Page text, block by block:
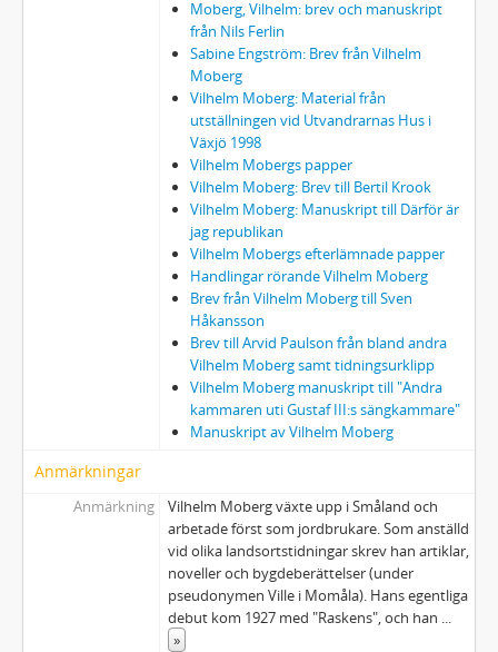
Moberg, Vilhelm: brev och manuskript
från Nils Ferlin
Sabine Engström: Brev från Vilhelm
Moberg
Vilhelm Moberg: Material från
utställningen vid Utvandrarnas Hus i
Växjö 1998
Vilhelm Mobergs papper
Vilhelm Moberg: Brev till Bertil Krook
Vilhelm Moberg: Manuskript till Därför är
jag republikan
Vilhelm Mobergs efterlämnade papper
Handlingar rörande Vilhelm Moberg
Brev från Vilhelm Moberg till Sven
Håkansson
Brev till Arvid Paulson från bland andra
Vilhelm Moberg samt tidningsurklipp
Vilhelm Moberg manuskript till "Andra
kammaren uti Gustaf III:s sängkammare"
Manuskript av Vilhelm Moberg
Anmärkningar
Anmärkning
Vilhelm Moberg växte upp i Småland och
arbetade först som jordbrukare. Som anställd
vid olika landsortstidningar skrev han artiklar,
noveller och bygdeberättelser (under
pseudonymen Ville i Momåla). Hans egentliga
debut kom 1927 med "Raskens", och han ...
»